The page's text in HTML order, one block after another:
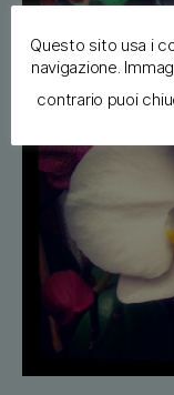
Questo sito usa i
navigazione.
contrario puoi